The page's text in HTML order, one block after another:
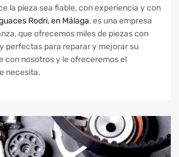
la pieza sea fiable, con experiencia y con
Rodri, en Málaga, es una empresa
que ofrecemos miles de piezas con
perfectas para reparar y mejorar su
con nosotros y le ofreceremos el
necesita.